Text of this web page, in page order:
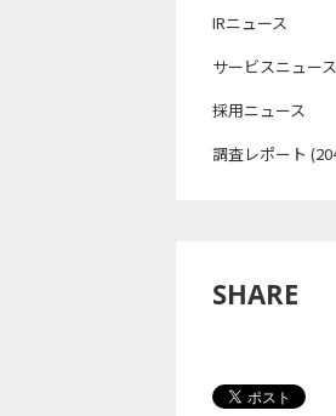
IRニュース
サービスニュー
採用ニュース
調査レポート
SHARE